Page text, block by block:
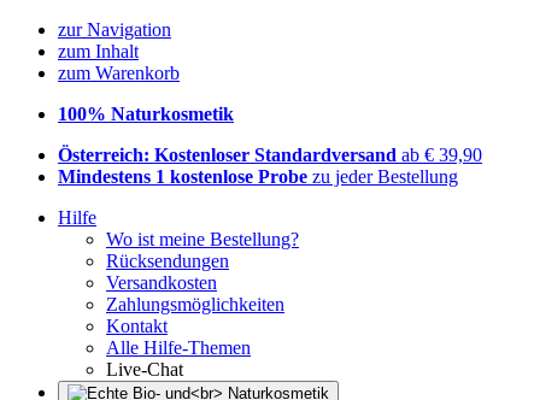
zur Navigation
zum Inhalt
zum Warenkorb
100% Naturkosmetik
Österreich: Kostenloser Standardversand ab € 39,90
Mindestens 1 kostenlose Probe zu jeder Bestellung
Hilfe
Wo ist meine Bestellung?
Rücksendungen
Versandkosten
Zahlungsmöglichkeiten
Kontakt
Alle Hilfe-Themen
Live-Chat